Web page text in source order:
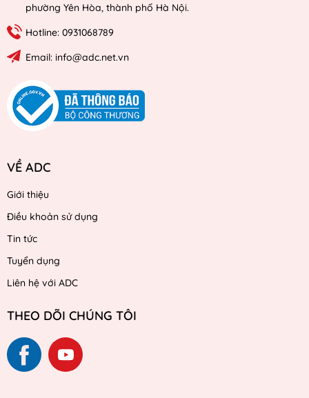
phường Yên Hòa, thành phố Hà Nội.
Hotline: 0931068789
Email: info@adc.net.vn
VỀ ADC
Giới thiệu
Điều khoản sử dụng
Tin tức
Tuyển dụng
Liên hệ với ADC
THEO DÕI CHÚNG TÔI